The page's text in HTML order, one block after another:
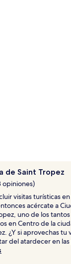
de Saint Tropez
opiniones)
visitas turísticas
acércate a
uno de los tantos
en Centro de la
¿Y si aprovechas tu
del atardecer en las